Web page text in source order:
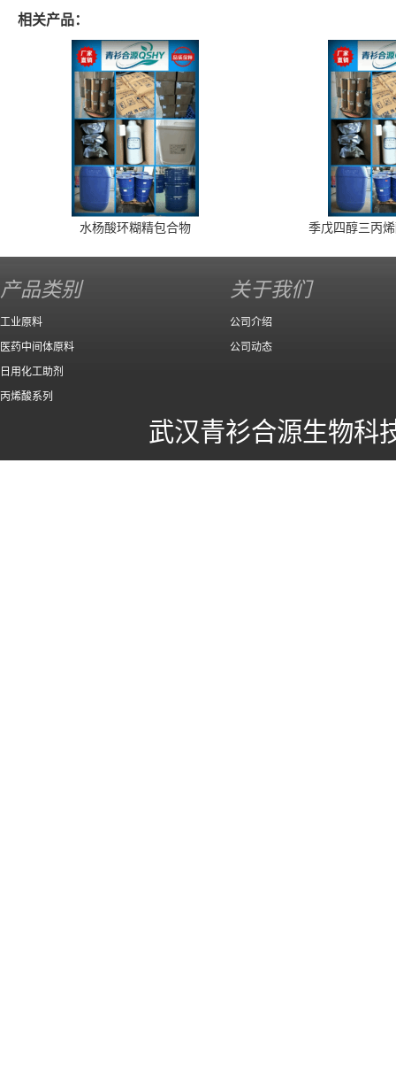
相关产品：
水杨酸环糊精包合物 季戊四醇三丙
产品类别
工业原料
医药中间体原料
日用化工助剂
丙烯酸系列
关于我们
公司介绍
公司动态
武汉青衫合源生物科